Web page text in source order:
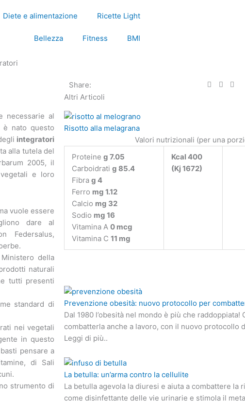
Diete e alimentazione Ricette Light
Bellezza Fitness BMI
necessarie al
nato questo
integratori
alla tutela del
2005, il
e loro
vuole essere
dare al
Federsalus,
della
naturali
tutti presenti
standard di
nei vegetali
in questo
pensare a
di Sali
strumento di
Share:
Altri Articoli
Risotto alla melagrana
Valori nutrizionali (per una
Proteine g 7.05
Carboidrati g 85.4
Fibra g 4
Ferro mg 1.12
Calcio mg 32
Sodio mg 16
Vitamina A 0 mcg
Vitamina C 11 mg
Kcal 400
(Kj 1672)
Prevenzione obesità: nuovo protocollo per
Dal 1980 l’obesità nel mondo è più che raddoppiata!
combatterla anche a lavoro, con il nuovo protocollo
Leggi di più..
La betulla: un’arma contro la cellulite
La betulla agevola la diuresi e aiuta a combattere la
come disinfettante delle vie urinarie e stimola il